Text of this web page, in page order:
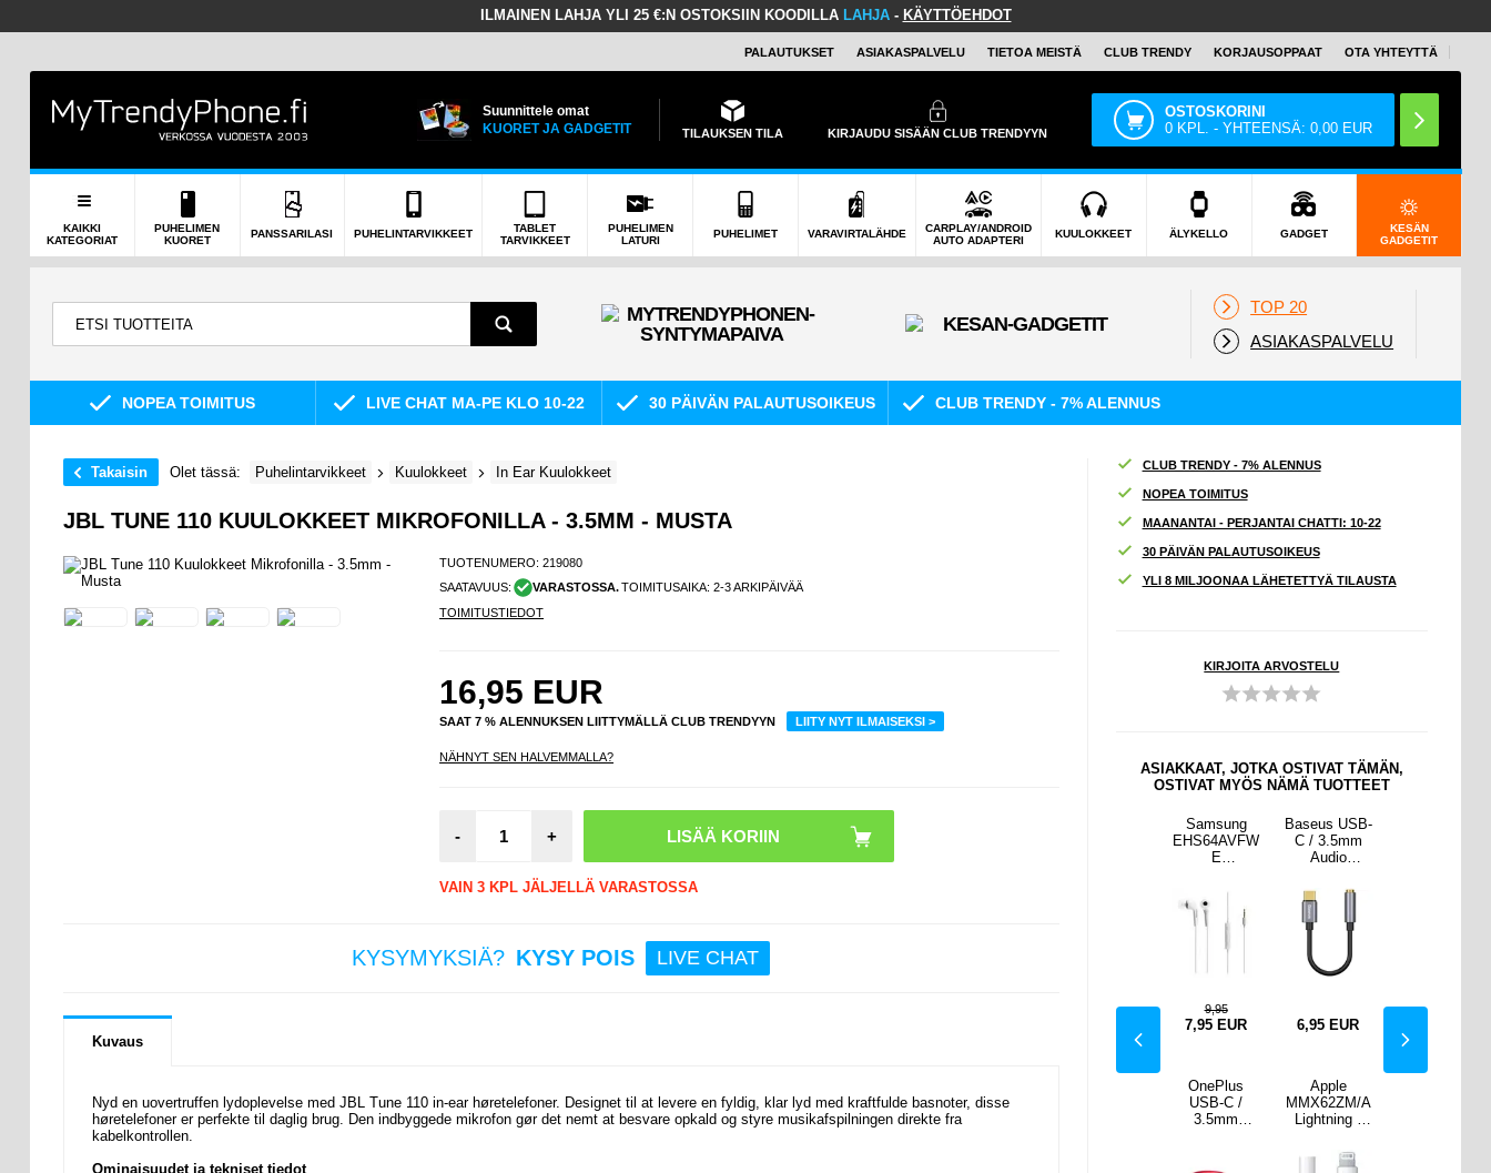
ILMAINEN LAHJA YLI 25 €:N OSTOKSIIN KOODILLA LAHJA- KÄYTTÖEHDOT
PALAUTUKSET ASIAKASPALVELU TIETOA MEISTÄ CLUB TRENDY KORJAUSOPPAAT OTA YHTEYTTÄ
Suunnittele omat
KUORET JA GADGETIT
TILAUKSEN TILA KIRJAUDU SISÄÄN CLUB TRENDYYN
OSTOSKORINI
0 KPL. - YHTEENSÄ:0,00 EUR
KAIKKI
KATEGORIAT
PUHELIMEN
KUORET
PANSSARILASI PUHELINTARVIKKEET
TABLET
TARVIKKEET
PUHELIMEN
LATURI
PUHELIMET VARAVIRTALÄHDE
CARPLAY/ANDROID
AUTO ADAPTERI
KUULOKKEET ÄLYKELLO GADGET
KESÄN
GADGETIT
TOP 20
ASIAKASPALVELU
NOPEA TOIMITUS LIVE CHAT MA-PE KLO 10-22 30 PÄIVÄN PALAUTUSOIKEUS CLUB TRENDY - 7% ALENNUS
Takaisin Olet tässä: Puhelintarvikkeet Kuulokkeet In Ear Kuulokkeet
JBL TUNE 110 KUULOKKEET MIKROFONILLA - 3.5MM - MUSTA
TUOTENUMERO:219080
SAATAVUUS:
VARASTOSSA.TOIMITUSAIKA: 2-3 ARKIPÄIVÄÄ
TOIMITUSTIEDOT
16,95 EUR
SAAT 7 % ALENNUKSEN LIITTYMÄLLÄ CLUB TRENDYYN LIITY NYT ILMAISEKSI >
NÄHNYT SEN HALVEMMALLA?
- +
VAIN 3 KPL JÄLJELLÄ VARASTOSSA
KYSYMYKSIÄ? KYSY POIS LIVE CHAT
Kuvaus
Nyd en uovertruffen lydoplevelse med JBL Tune 110 in-ear høretelefoner. Designet til at levere en fyldig, klar lyd med kraftfulde basnoter, disse
høretelefoner er perfekte til daglig brug. Den indbyggede mikrofon gør det nemt at besvare opkald og styre musikafspilningen direkte fra
kabelkontrollen.
Ominaisuudet ja tekniset tiedot
CLUB TRENDY - 7% ALENNUS
NOPEA TOIMITUS
MAANANTAI - PERJANTAI CHATTI: 10-22
30 PÄIVÄN PALAUTUSOIKEUS
YLI 8 MILJOONAA LÄHETETTYÄ TILAUSTA
KIRJOITA ARVOSTELU
ASIAKKAAT, JOTKA OSTIVAT TÄMÄN,
OSTIVAT MYÖS NÄMÄ TUOTTEET
MMX62ZM/A
Lightning -
Samsung
EHS64AVFW
E
keet -
Valkoinen
9,95
7,95 EUR
OnePlus
USB-C /
3.5mm
Punainen /
Baseus USB-
C / 3.5mm
Audio
CAHUB-
EZ0G
6,95 EUR
Apple
MMX62ZM/A
Lightning -
Kuulokeliitänt
äsovitin